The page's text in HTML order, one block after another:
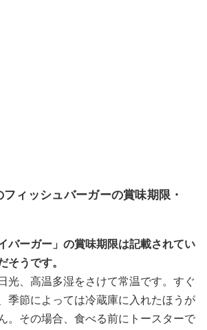
ィッシュバーガーの賞味期限・
バーガー」の賞味期限は記載されてい
そうです。
光、高温多湿をさけて常温です。すぐ
季節によっては冷蔵庫に入れたほうが
。その場合、食べる前にトースターで